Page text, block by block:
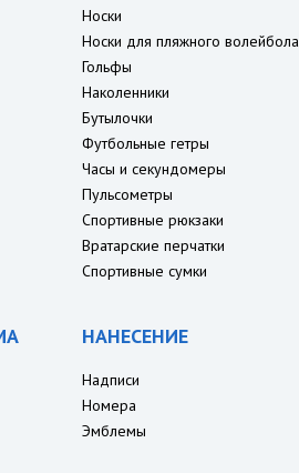
Носки
Носки для пляжного волейбола
Гольфы
Наколенники
Бутылочки
Футбольные гетры
Часы и секундомеры
Пульсометры
Спортивные рюкзаки
Вратарские перчатки
Спортивные сумки
НАНЕСЕНИЕ
Надписи
Номера
Эмблемы